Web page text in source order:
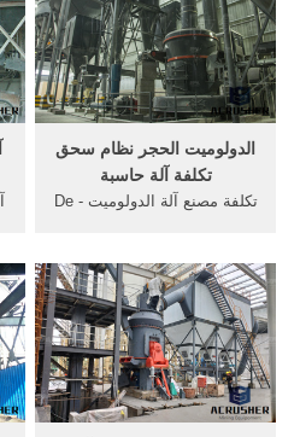
الدولوميت الحجر نظام سحق
تكلفة آلة حاسبة
تكلفة مصنع آلة الدولوميت - De
حاسبة تكلفة 20 ملم آلة
الإجمالية في عرض على الهند
الفحم في باور و آلة حاسبة
رحلتي إلى اندونيسيا شهر
عسل بتكلفة رائعة.! >أكثر;
الزنك خام تنقية الصانع ...